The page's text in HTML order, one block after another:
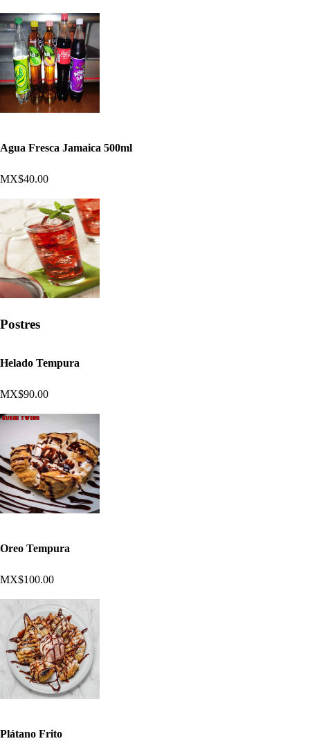
Agua Fresca Jamaica 500ml
MX$40.00
Postres
Helado Tempura
MX$90.00
Oreo Tempura
MX$100.00
Plátano Frito